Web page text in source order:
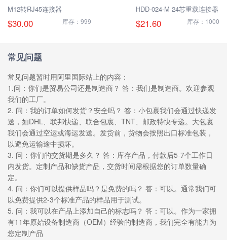
M12转RJ45连接器
$30.00 库存：999
HDD-024-M 24芯重载连接器
$21.60 库存：1000
常见问题
常见问题暂时用阿里国际站上的内容：
1.问：你们是贸易公司还是制造商？ 答：我们是制造商。欢迎参观
我们的工厂。
2. 问：我的订单如何发货？安全吗？ 答：小包裹我们会通过快递发
送，如DHL、联邦快递、联合包裹、TNT、邮政特快专递。大包裹
我们会通过空运或海运发送。发货前，货物会按照出口标准包装，
以避免运输途中损坏。
3. 问：你们的交货期是多久？ 答：库存产品，付款后5-7个工作日
内发货。定制产品和缺货产品，交货时间需根据您的订单数量确
定。
4. 问：你们可以提供样品吗？是免费的吗？ 答：可以。通常我们可
以免费提供2-3个标准产品的样品用于测试。
5. 问：我可以在产品上添加自己的标志吗？ 答：可以。作为一家拥
有11年原始设备制造商（OEM）经验的制造商，我们完全有能力为
您定制产品